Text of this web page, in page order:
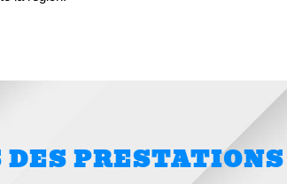
PRESTATIONS